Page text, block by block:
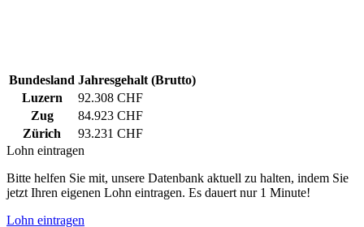
Bundesland Jahresgehalt (Brutto)
Luzern
92.308 CHF
Zug
84.923 CHF
Zürich
93.231 CHF
Lohn eintragen
Bitte helfen Sie mit, unsere Datenbank aktuell zu halten, indem Sie
jetzt Ihren eigenen Lohn eintragen. Es dauert nur 1 Minute!
Lohn eintragen